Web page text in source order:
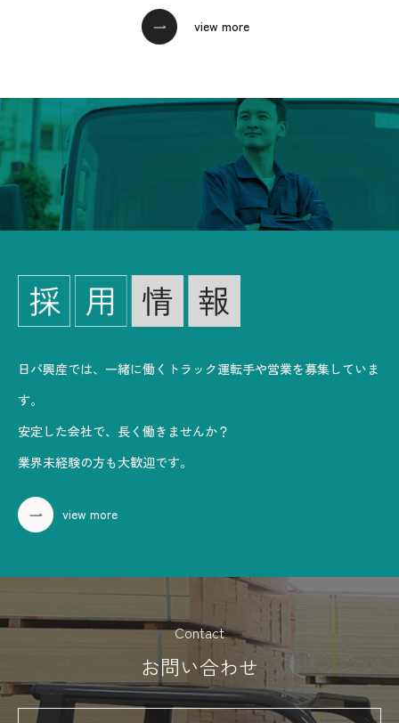
view more
日パ興産では、一緒に働くトラック運転手や営業を募集していま
す。
安定した会社で、長く働きませんか？
業界未経験の方も大歓迎です。
view more
Contact
お問い合わせ